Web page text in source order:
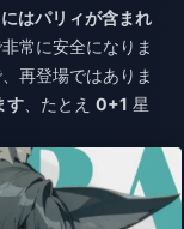
はパリィが含まれ
常に安全になりま
再登場ではありま
す 、たとえ 0+1 星